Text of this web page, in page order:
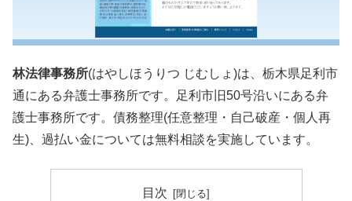
林法律事務所(はやしほうりつ じむしょ)は、栃木県足利市
通にある弁護士事務所です。足利市旧50号沿いにある弁
護士事務所です。債務整理(任意整理・自己破産・個人再
生)、過払い金については無料相談を実施しています。
目次